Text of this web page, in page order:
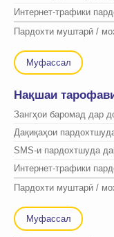
Интернет-трафики
Пардохти муштарӣ /
Муфассал
Нақшаи
Зангҳои баромад дар
Дақиқаҳои
SMS-и пардохтшуда
Интернет-трафики
Пардохти муштарӣ /
Муфассал